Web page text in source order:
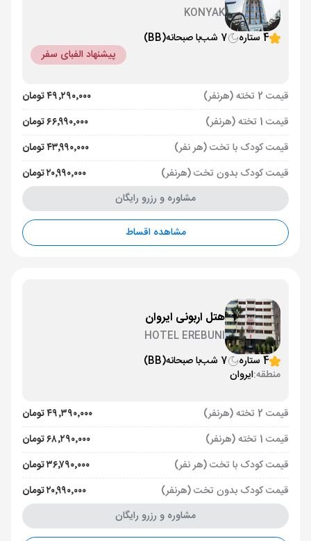
KONYAK
4 ستاره
7 شب با صبحانه(BB)
پیشنهاد الفبای سفر
قیمت 2 تخته (هرنفر)
۴۹٬۲۹۰٬۰۰۰ تومان
قیمت 1 تخته (هرنفر)
۶۶٬۹۹۰٬۰۰۰ تومان
قیمت کودک با تخت (هر نفر)
۴۳٬۹۹۰٬۰۰۰ تومان
قیمت کودک بدون تخت (هرنفر)
۲۰٬۹۹۰٬۰۰۰ تومان
مشاوره و رزرو رایگان
مشاهده اقساط
هتل اربونی ایروان
HOTEL EREBUNI
4 ستاره
7 شب با صبحانه(BB)
منطقه:ایروان
قیمت 2 تخته (هرنفر)
۴۹٬۳۹۰٬۰۰۰ تومان
قیمت 1 تخته (هرنفر)
۶۸٬۲۹۰٬۰۰۰ تومان
قیمت کودک با تخت (هر نفر)
۳۶٬۷۹۰٬۰۰۰ تومان
قیمت کودک بدون تخت (هرنفر)
۲۰٬۹۹۰٬۰۰۰ تومان
مشاوره و رزرو رایگان